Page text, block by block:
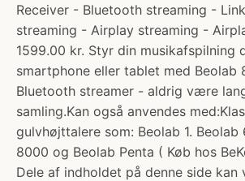
Receiver - Bluetooth streaming -
streaming - Airplay streaming -
1599.00 kr. Styr din musikafspilning
smartphone eller tablet med Beolab
Bluetooth streamer - aldrig være
samling.Kan også anvendes
gulvhøjttalere som: Beolab 1. Beolab
8000 og Beolab Penta ( Køb hos
Dele af indholdet på denne side